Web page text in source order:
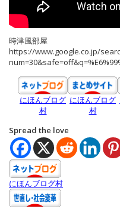
時津風部屋
https://www.google.co.jp/
にほんブログ
村
にほんブログ
村
Spread the love
にほんブログ村